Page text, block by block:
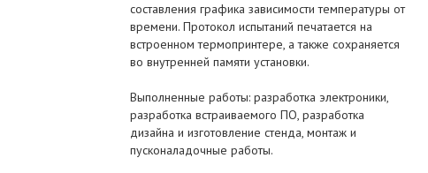
составления графика зависимости температуры от
времени. Протокол испытаний печатается на
встроенном термопринтере, а также сохраняется
во внутренней памяти установки.
Выполненные работы: разработка электроники,
разработка встраиваемого ПО, разработка
дизайна и изготовление стенда, монтаж и
пусконаладочные работы.